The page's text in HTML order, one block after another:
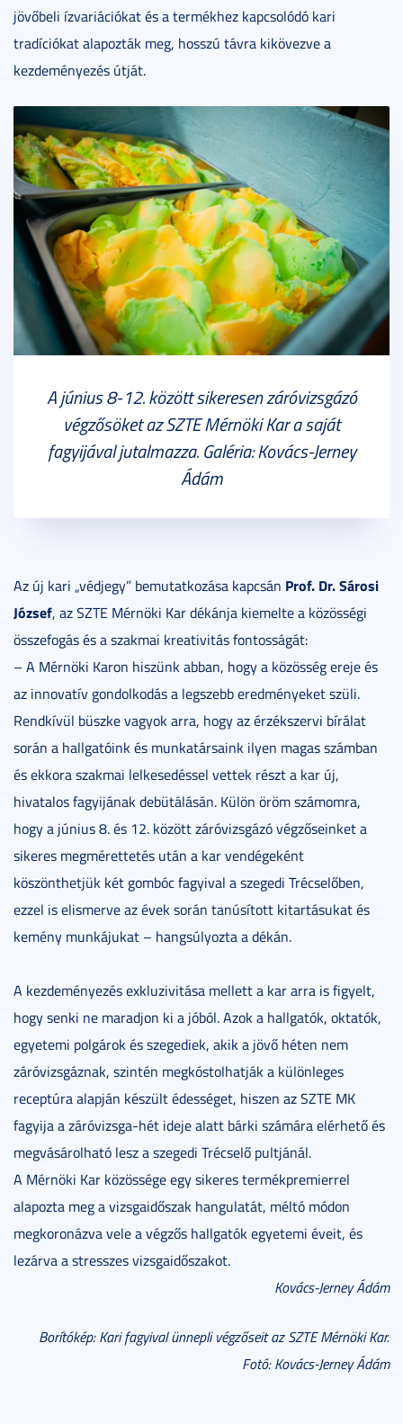
jövőbeli ízvariációkat és a termékhez kapcsolódó kari
tradíciókat alapozták meg, hosszú távra kikövezve a
kezdeményezés útját.
A június 8-12. között sikeresen záróvizsgázó
végzősöket az SZTE Mérnöki Kar a saját
fagyijával jutalmazza. Galéria: Kovács-Jerney
Ádám
Az új kari „védjegy” bemutatkozása kapcsán Prof. Dr. Sárosi
József, az SZTE Mérnöki Kar dékánja kiemelte a közösségi
összefogás és a szakmai kreativitás fontosságát:
– A Mérnöki Karon hiszünk abban, hogy a közösség ereje és
az innovatív gondolkodás a legszebb eredményeket szüli.
Rendkívül büszke vagyok arra, hogy az érzékszervi bírálat
során a hallgatóink és munkatársaink ilyen magas számban
és ekkora szakmai lelkesedéssel vettek részt a kar új,
hivatalos fagyijának debütálásán. Külön öröm számomra,
hogy a június 8. és 12. között záróvizsgázó végzőseinket a
sikeres megmérettetés után a kar vendégeként
köszönthetjük két gombóc fagyival a szegedi Trécselőben,
ezzel is elismerve az évek során tanúsított kitartásukat és
kemény munkájukat – hangsúlyozta a dékán.
A kezdeményezés exkluzivitása mellett a kar arra is figyelt,
hogy senki ne maradjon ki a jóból. Azok a hallgatók, oktatók,
egyetemi polgárok és szegediek, akik a jövő héten nem
záróvizsgáznak, szintén megkóstolhatják a különleges
receptúra alapján készült édességet, hiszen az SZTE MK
fagyija a záróvizsga-hét ideje alatt bárki számára elérhető és
megvásárolható lesz a szegedi Trécselő pultjánál.
A Mérnöki Kar közössége egy sikeres termékpremierrel
alapozta meg a vizsgaidőszak hangulatát, méltó módon
megkoronázva vele a végzős hallgatók egyetemi éveit, és
lezárva a stresszes vizsgaidőszakot.
Kovács-Jerney Ádám
Borítókép: Kari fagyival ünnepli végzőseit az SZTE Mérnöki Kar.
Fotó: Kovács-Jerney Ádám